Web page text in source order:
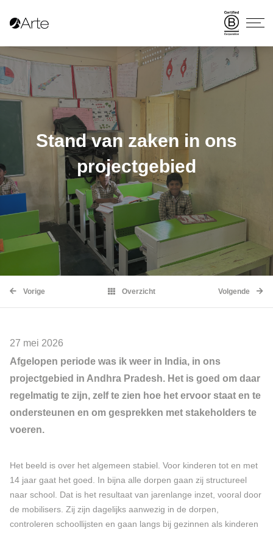
Stand van zaken in ons
projectgebied
Vorige Overzicht Volgende
27 mei 2026
Afgelopen periode was ik weer in India, in ons
projectgebied in Andhra Pradesh. Het is goed om daar
regelmatig te zijn, zelf te zien hoe het ervoor staat en te
ondersteunen en om gesprekken met stakeholders te
voeren.
Het beeld is over het algemeen stabiel. Voor kinderen tot en met
14 jaar gaat het goed. In bijna alle dorpen gaan zij structureel
naar school. Dat is het resultaat van jarenlange inzet, vooral door
de mobilisers. Zij zijn dagelijks aanwezig in de dorpen,
controleren schoollijsten en gaan langs bij gezinnen als kinderen